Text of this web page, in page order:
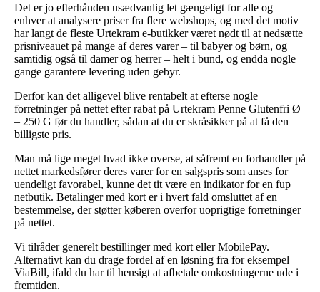
Det er jo efterhånden usædvanlig let gængeligt for alle og
enhver at analysere priser fra flere webshops, og med det motiv
har langt de fleste Urtekram e-butikker været nødt til at nedsætte
prisniveauet på mange af deres varer – til babyer og børn, og
samtidig også til damer og herrer – helt i bund, og endda nogle
gange garantere levering uden gebyr.
Derfor kan det alligevel blive rentabelt at efterse nogle
forretninger på nettet efter rabat på Urtekram Penne Glutenfri Ø
– 250 G før du handler, sådan at du er skråsikker på at få den
billigste pris.
Man må lige meget hvad ikke overse, at såfremt en forhandler på
nettet markedsfører deres varer for en salgspris som anses for
uendeligt favorabel, kunne det tit være en indikator for en fup
netbutik. Betalinger med kort er i hvert fald omsluttet af en
bestemmelse, der støtter køberen overfor uoprigtige forretninger
på nettet.
Vi tilråder generelt bestillinger med kort eller MobilePay.
Alternativt kan du drage fordel af en løsning fra for eksempel
ViaBill, ifald du har til hensigt at afbetale omkostningerne ude i
fremtiden.